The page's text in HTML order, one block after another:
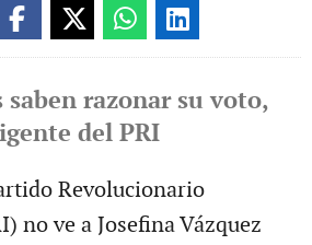
saben razonar su voto,
del PRI
Revolucionario
no ve a Josefina Vázquez